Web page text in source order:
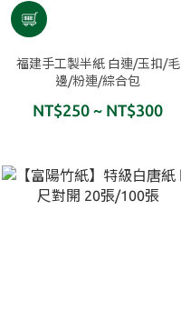
福建手工製半紙 白連/玉扣/毛
邊/粉連/綜合包
NT$250 ~ NT$300